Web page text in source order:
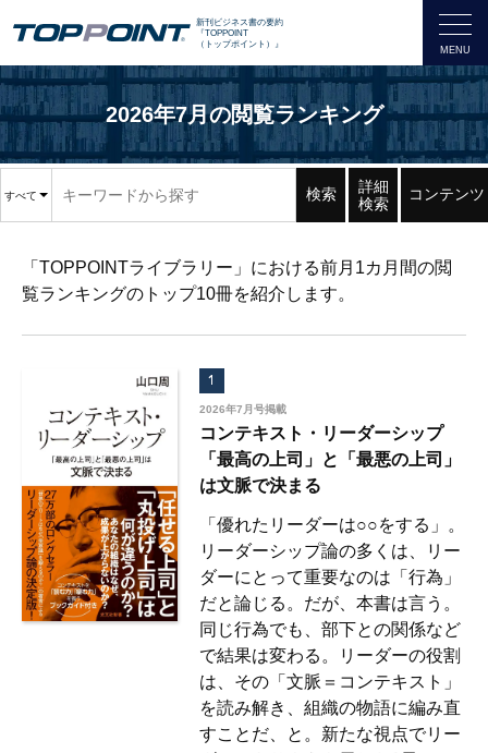
新刊ビジネス書の要約
『TOPPOINT
（トップポイント）』
2026年7月の閲覧ランキング
すべて 検索
詳細
検索
コンテンツ
「TOPPOINTライブラリー」における前月1カ月間の閲
覧ランキングのトップ10冊を紹介します。
1
2026年7月号掲載
コンテキスト・リーダーシップ
「最高の上司」と「最悪の上司」
は文脈で決まる
「優れたリーダーは○○をする」。
リーダーシップ論の多くは、リー
ダーにとって重要なのは「行為」
だと論じる。だが、本書は言う。
同じ行為でも、部下との関係など
で結果は変わる。リーダーの役割
は、その「文脈＝コンテキスト」
を読み解き、組織の物語に編み直
すことだ、と。新たな視点でリー